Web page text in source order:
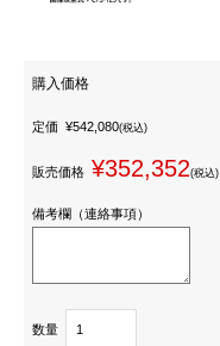
購入価格
定価 ¥542,080(税込)
販売価格 ¥352,352(税込)
備考欄（連絡事項）
数量